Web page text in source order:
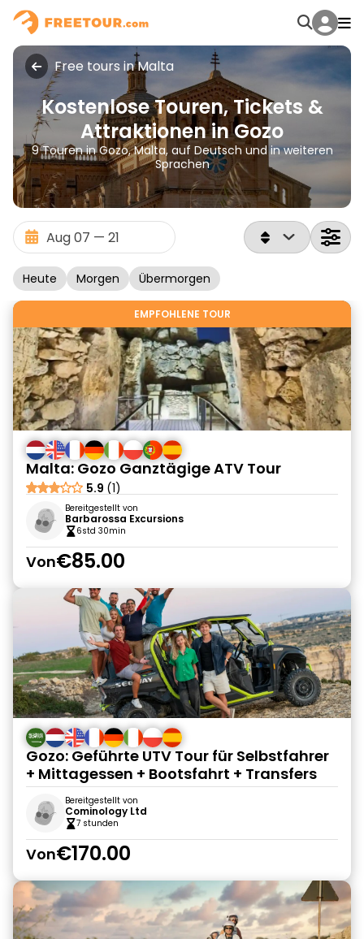
Free tours in Malta
Kostenlose Touren, Tickets &
Attraktionen in Gozo
9 Touren in Gozo, Malta, auf Deutsch und in weiteren
Sprachen
Heute Morgen Übermorgen
EMPFOHLENE TOUR
Malta: Gozo Ganztägige ATV Tour
5.9 (1)
Bereitgestellt von
Barbarossa Excursions
6std 30min
Von€85.00
Gozo: Geführte UTV Tour für Selbstfahrer
+ Mittagessen + Bootsfahrt + Transfers
Bereitgestellt von
Cominology Ltd
7 stunden
Von€170.00